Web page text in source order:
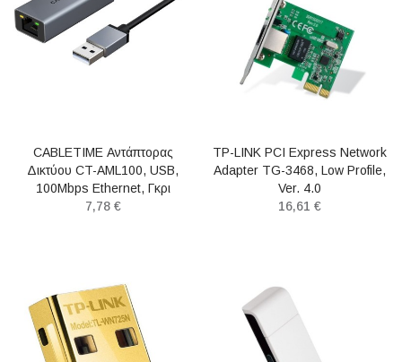
CABLETIME Αντάπτορας
Δικτύου CT-AML100, USB,
100Mbps Ethernet, Γκρι
7,78 €
TP-LINK PCI Express Network
Adapter TG-3468, Low Profile,
Ver. 4.0
16,61 €